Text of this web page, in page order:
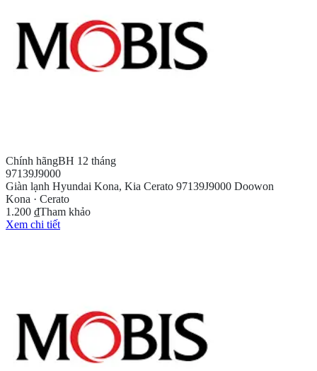
Chính hãngBH 12 tháng
97139J9000
Giàn lạnh Hyundai Kona, Kia Cerato 97139J9000 Doowon
Kona · Cerato
1.200 ₫Tham khảo
Xem chi tiết